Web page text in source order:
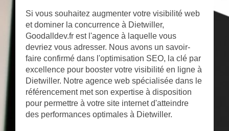
Si vous souhaitez augmenter votre visibilité web
et dominer la concurrence à Dietwiller,
Goodalldev.fr est l'agence à laquelle vous
devriez vous adresser. Nous avons un savoir-
faire confirmé dans l'optimisation SEO, la clé par
excellence pour booster votre visibilité en ligne à
Dietwiller. Notre agence web spécialisée dans le
référencement met son expertise à disposition
pour permettre à votre site internet d'atteindre
des performances optimales à Dietwiller.